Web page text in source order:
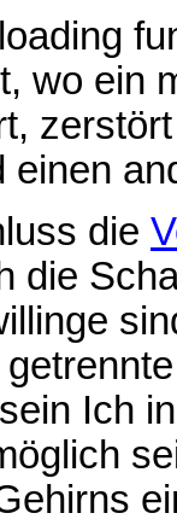
wo ein
einen
die
die
Ich